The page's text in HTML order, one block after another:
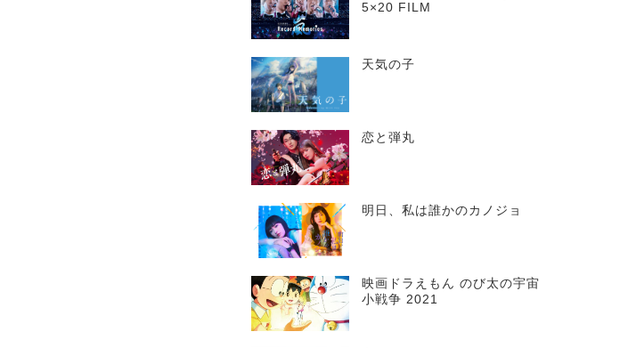
5×20 FILM
天気の子
恋と弾丸
明日、私は誰かのカノジョ
映画ドラえもん のび太の宇宙
小戦争 2021